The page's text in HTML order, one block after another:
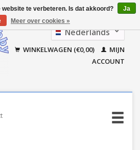
Nederlands
Français
WINKELWAGEN (€0,00)
MIJN
ACCOUNT
te verbeteren. Is dat akkoord?
Ja
Meer over cookies »